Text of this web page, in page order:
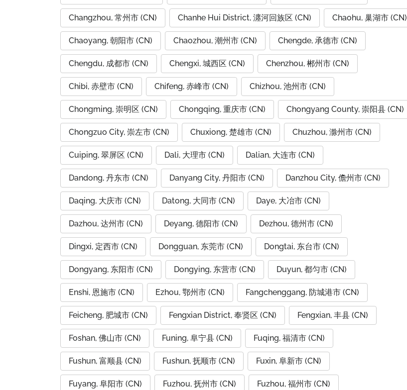
Changzhou, 常州市 (CN) Chanhe Hui District, 瀍河回族区 (CN) Chaohu, 巢湖市 (CN)
Chaoyang, 朝阳市 (CN) Chaozhou, 潮州市 (CN) Chengde, 承德市 (CN)
Chengdu, 成都市 (CN) Chengxi, 城西区 (CN) Chenzhou, 郴州市 (CN)
Chibi, 赤壁市 (CN) Chifeng, 赤峰市 (CN) Chizhou, 池州市 (CN)
Chongming, 崇明区 (CN) Chongqing, 重庆市 (CN) Chongyang County, 崇阳县 (CN)
Chongzuo City, 崇左市 (CN) Chuxiong, 楚雄市 (CN) Chuzhou, 滁州市 (CN)
Cuiping, 翠屏区 (CN) Dali, 大理市 (CN) Dalian, 大连市 (CN)
Dandong, 丹东市 (CN) Danyang City, 丹阳市 (CN) Danzhou City, 儋州市 (CN)
Daqing, 大庆市 (CN) Datong, 大同市 (CN) Daye, 大冶市 (CN)
Dazhou, 达州市 (CN) Deyang, 德阳市 (CN) Dezhou, 德州市 (CN)
Dingxi, 定西市 (CN) Dongguan, 东莞市 (CN) Dongtai, 东台市 (CN)
Dongyang, 东阳市 (CN) Dongying, 东营市 (CN) Duyun, 都匀市 (CN)
Enshi, 恩施市 (CN) Ezhou, 鄂州市 (CN) Fangchenggang, 防城港市 (CN)
Feicheng, 肥城市 (CN) Fengxian District, 奉贤区 (CN) Fengxian, 丰县 (CN)
Foshan, 佛山市 (CN) Funing, 阜宁县 (CN) Fuqing, 福清市 (CN)
Fushun, 富顺县 (CN) Fushun, 抚顺市 (CN) Fuxin, 阜新市 (CN)
Fuyang, 阜阳市 (CN) Fuzhou, 抚州市 (CN) Fuzhou, 福州市 (CN)